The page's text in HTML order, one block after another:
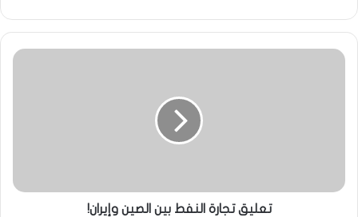
تعليق تجارة النفط بين الصين وإيران!